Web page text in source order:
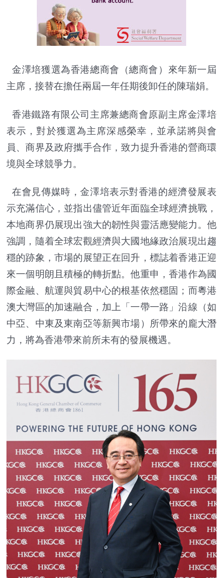
金澤培獲選為香港總商會（總商會）來年新一屆
主席，接替在擔任兩屆一年任期後卸任的陳瑞娟。
香港鐵路有限公司主席兼總商會原副主席金澤培
表示，對於獲選為主席深感榮幸，並承諾將與會
員、商界及政府攜手合作，致力提升香港的營商環
境與全球競爭力。
在會見傳媒時，金澤培表示對香港的經濟發展表
示充滿信心，並指出儘管近年面臨全球經濟挑戰，
本地商界仍展現出強大的韌性與靈活應變能力。他
強調，隨着全球宏觀經濟與大國地緣政治展現出趨
穩的跡象，市場的展望正在回升，標誌着香港正迎
來一個明朗且積極的轉折點。他重申，香港作為國
際金融、航運與貿易中心的根基依然穩固；而粵港
澳大灣區的加速融合，加上「一帶一路」沿線（如
中亞、中東及東南亞等新興市場）所帶來的龐大潛
力，將為香港帶來前所未有的發展機遇。